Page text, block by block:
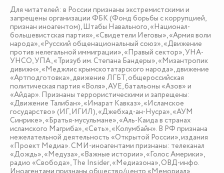
Для читателей: в России признаны экстремистскими и
запрещены организации ФБК (Фонд борьбы с коррупцией,
признан иноагентом), Штабы Навального, «Национал-
большевистская партия», «Свидетели Иеговы», «Армия воли
народа», «Русский общенациональный союз», «Движение
против нелегальной иммиграции», «Правый сектор», УНА-
УНСО, УПА, «Тризуб им. Степана Бандеры», «Мизантропик
дивижн», «Меджлис крымскотатарского народа», движение
«Артподготовка», движение ЛГБТ, общероссийская
политическая партия «Воля», АУЕ, батальоны «Азов» и
«Айдар». Признаны террористическими и запрещены:
«Движение Талибан», «Имарат Кавказ», «Исламское
государство» (ИГ, ИГИЛ), «Джебхад-ан-Нусра», «АУМ
Синрике», «Братья-мусульмане», «Аль-Каида в странах
исламского Магриба», «Сеть», «Колумбайн». В РФ признана
нежелательной деятельность «Открытой России», издания
«Проект Медиа». СМИ-иноагентами признаны: телеканал
«Дождь», «Медуза», «Важные истории», «Голос Америки»,
радио «Свобода», The Insider, «Медиазона», ОВД-инфо.